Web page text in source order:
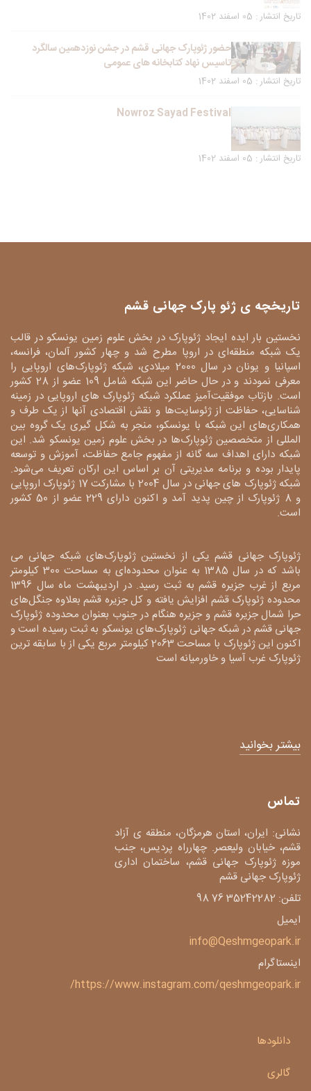
تاریخ انتشار : 05 اسفند 1402
حضور ژئوپارک جهانی قشم در جشن نوزدهمین سالگرد
تاسیس نهاد کتابخانه های عمومی
تاریخ انتشار : 05 اسفند 1402
Nowroz Sayad Festival
تاریخ انتشار : 05 اسفند 1402
تاریخچه ی ژئو پارک جهانی قشم
نخستین بار ایده ایجاد ژئوپارک در بخش علوم زمین یونسکو در قالب
یک شبکه منطقه‌ای در اروپا مطرح شد و چهار کشور آلمان، فرانسه،
اسپانیا و یونان در سال 2000 میلادی، شبکه ژئوپارک‌های اروپایی را
معرفی نمودند و در حال حاضر این شبکه شامل 109 عضو از 28 کشور
است. بازتاب موفقیت‌آمیز عملکرد شبکه ژئوپارک های اروپایی در زمینه
شناسایی، حفاظت از ژئوسایت‌ها و نقش اقتصادی آنها از یک طرف و
همکاری‌های این شبکه با یونسکو، منجر به شکل گیری یک گروه بین
المللی از متخصصین ژئوپارک‌ها در بخش علوم زمین یونسکو شد. این
شبکه دارای اهداف سه گانه از مفهوم جامع حفاظت، آموزش و توسعه
پایدار بوده و برنامه مدیریتی آن بر اساس این ارکان تعریف می‌شود.
شبکه ژئوپارک های جهانی در سال 2004 با مشارکت 17 ژئوپارک اروپایی
و 8 ژئوپارک از چین پدید آمد و اکنون دارای 229 عضو از 50 کشور
است.
ژئوپارک جهانی قشم یکی از نخستین ژئوپارک‌های شبکه جهانی می
باشد که در سال 1385 به عنوان محدوده‌ای به مساحت 300 کیلومتر
مربع از غرب جزیره قشم به ثبت رسید. در اردیبهشت ماه سال 1396
محدوده ژئوپارک قشم افزایش یافته و کل جزیره قشم بعلاوه جنگل‌های
حرا شمال جزیره قشم و جزیره هنگام در جنوب بعنوان محدوده ژئوپارک
جهانی قشم در شبکه جهانی ژئوپارک‌های یونسکو به ثبت رسیده است و
اکنون این ژئوپارک با مساحت 2063 کیلومتر مربع یکی از با سابقه ترین
ژئوپارک غرب آسیا و خاورمیانه است
بیشتر بخوانید
تماس
نشانی: ایران، استان هرمزگان، منطقه ی آزاد
قشم، خیابان ولیعصر. چهارراه پردیس، جنب
موزه ژئوپارک جهانی قشم، ساختمان اداری
ژئوپارک جهانی قشم
تلفن: 35242282 76 98
ایمیل
info@Qeshmgeopark.ir
اینستاگرام
https://www.instagram.com/qeshmgeopark.ir/
دانلودها
گالری